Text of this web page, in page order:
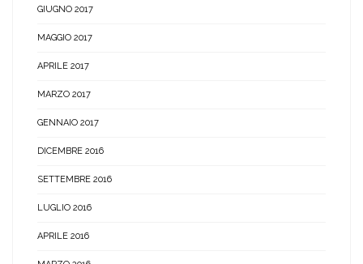
GIUGNO 2017
MAGGIO 2017
APRILE 2017
MARZO 2017
GENNAIO 2017
DICEMBRE 2016
SETTEMBRE 2016
LUGLIO 2016
APRILE 2016